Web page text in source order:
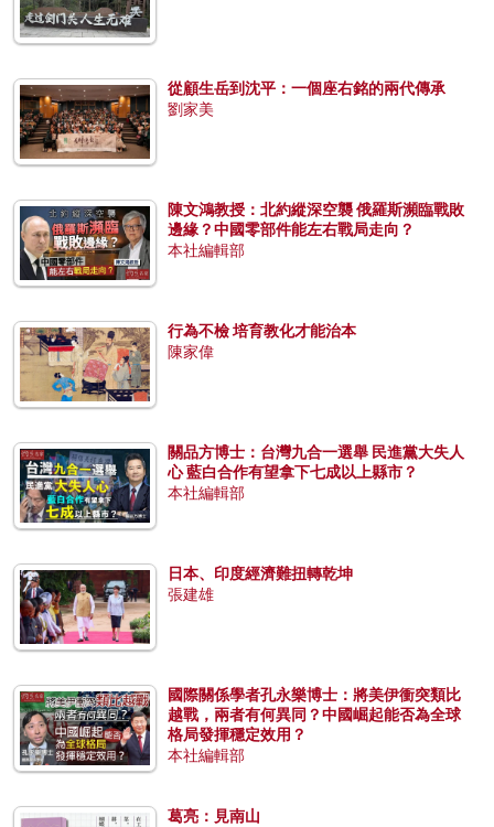
從顧生岳到沈平：一個座右銘的兩代傳承
劉家美
陳文鴻教授：北約縱深空襲 俄羅斯瀕臨戰敗
邊緣？中國零部件能左右戰局走向？
本社編輯部
行為不檢 培育教化才能治本
陳家偉
關品方博士：台灣九合一選舉 民進黨大失人
心 藍白合作有望拿下七成以上縣市？
本社編輯部
日本、印度經濟難扭轉乾坤
張建雄
國際關係學者孔永樂博士：將美伊衝突類比
越戰，兩者有何異同？中國崛起能否為全球
格局發揮穩定效用？
本社編輯部
葛亮：見南山